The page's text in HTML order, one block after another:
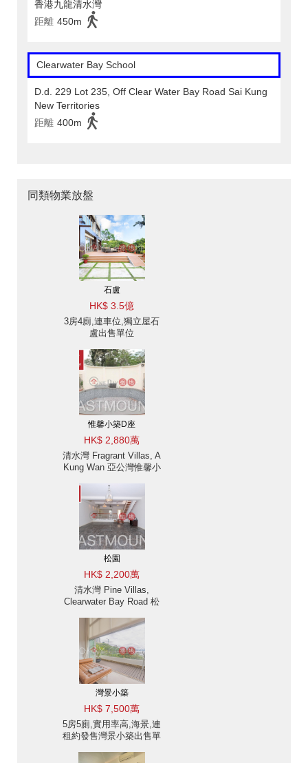
香港九龍清水灣
距離 450m
Clearwater Bay School
D.d. 229 Lot 235, Off Clear Water Bay Road Sai Kung
New Territories
距離 400m
同類物業放盤
石盧
HK$ 3.5億
3房4廁,連車位,獨立屋石
盧出售單位
惟馨小築D座
HK$ 2,880萬
清水灣 Fragrant Villas, A
Kung Wan 亞公灣惟馨小
池 出售單位
松園
HK$ 2,200萬
清水灣 Pine Villas,
Clearwater Bay Road 松
至坑口地鐵站 | 物業
ID:440松園出售單位
灣景小築
HK$ 7,500萬
5房5廁,實用率高,海景,連
租約發售灣景小築出售單